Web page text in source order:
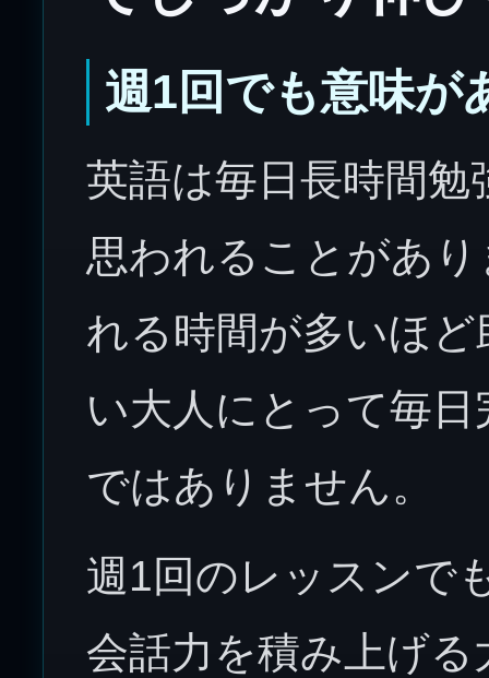
週1回でも意味が
英語は毎日長時間
思われることがあ
れる時間が多いほ
い大人にとって毎
ではありません。
週1回のレッスンで
会話力を積み上げ